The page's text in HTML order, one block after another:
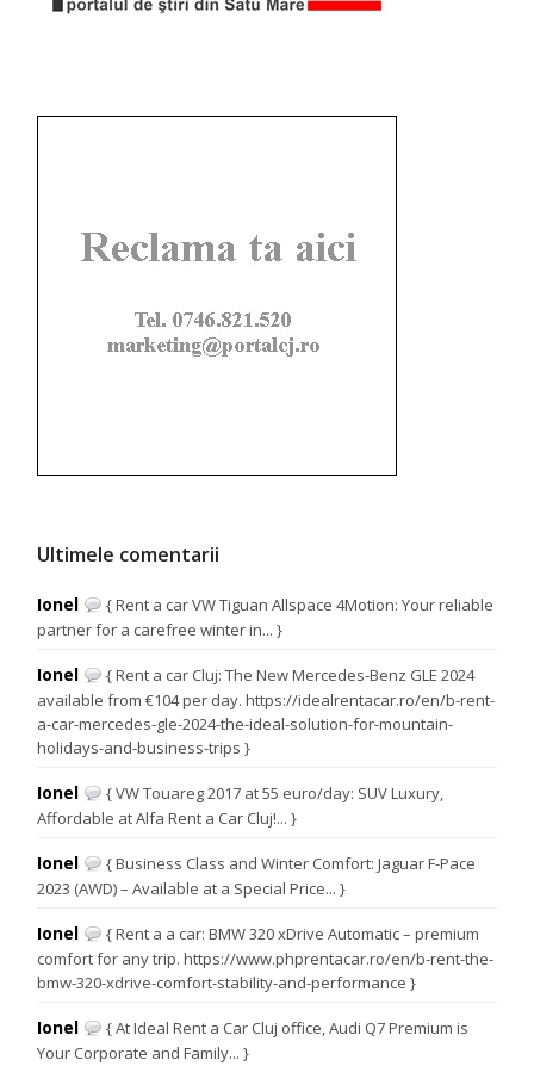
Ultimele comentarii
Ionel
{ Rent a car VW Tiguan Allspace 4Motion: Your reliable
partner for a carefree winter in... }
Ionel
{ Rent a car Cluj: The New Mercedes-Benz GLE 2024
available from €104 per day. https://idealrentacar.ro/en/b-rent-
a-car-mercedes-gle-2024-the-ideal-solution-for-mountain-
holidays-and-business-trips }
Ionel
{ VW Touareg 2017 at 55 euro/day: SUV Luxury,
Affordable at Alfa Rent a Car Cluj!... }
Ionel
{ Business Class and Winter Comfort: Jaguar F-Pace
2023 (AWD) – Available at a Special Price... }
Ionel
{ Rent a a car: BMW 320 xDrive Automatic – premium
comfort for any trip. https://www.phprentacar.ro/en/b-rent-the-
bmw-320-xdrive-comfort-stability-and-performance }
Ionel
{ At Ideal Rent a Car Cluj office, Audi Q7 Premium is
Your Corporate and Family... }